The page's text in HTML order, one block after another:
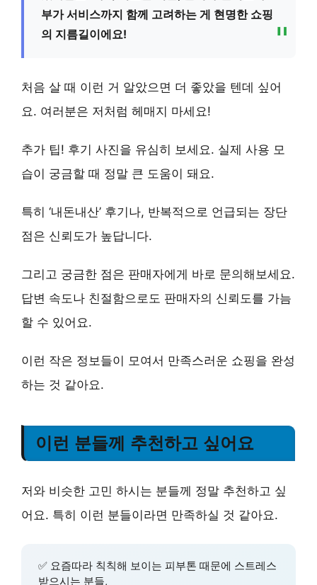
부가 서비스까지 함께 고려하는 게 현명한 쇼핑
의 지름길이에요!
처음 살 때 이런 거 알았으면 더 좋았을 텐데 싶어
요. 여러분은 저처럼 헤매지 마세요!
추가 팁! 후기 사진을 유심히 보세요. 실제 사용 모
습이 궁금할 때 정말 큰 도움이 돼요.
특히 ‘내돈내산’ 후기나, 반복적으로 언급되는 장단
점은 신뢰도가 높답니다.
그리고 궁금한 점은 판매자에게 바로 문의해보세요.
답변 속도나 친절함으로도 판매자의 신뢰도를 가늠
할 수 있어요.
이런 작은 정보들이 모여서 만족스러운 쇼핑을 완성
하는 것 같아요.
이런 분들께 추천하고 싶어요
저와 비슷한 고민 하시는 분들께 정말 추천하고 싶
어요. 특히 이런 분들이라면 만족하실 것 같아요.
✅ 요즘따라 칙칙해 보이는 피부톤 때문에 스트레스
받으시는 분들,